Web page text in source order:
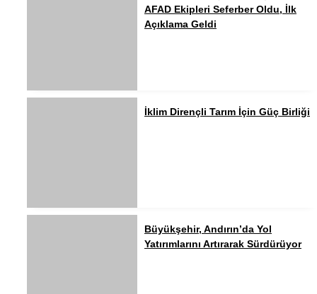
AFAD Ekipleri Seferber Oldu, İlk
Açıklama Geldi
İklim Dirençli Tarım İçin Güç Birliği
Büyükşehir, Andırın’da Yol
Yatırımlarını Artırarak Sürdürüyor